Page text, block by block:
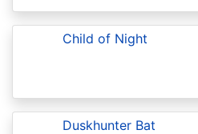
the
Forgotten
Aether
Child of Night
Duskhunter Bat